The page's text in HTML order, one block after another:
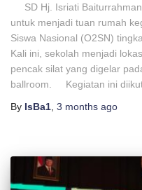
SD Hj. Isriati
untuk menjadi tuan rumah
Siswa Nasional (O2SN)
Kali ini, sekolah menjadi
pencak silat yang digelar
ballroom. Kegiatan ini
By IsBa1 3 months ago